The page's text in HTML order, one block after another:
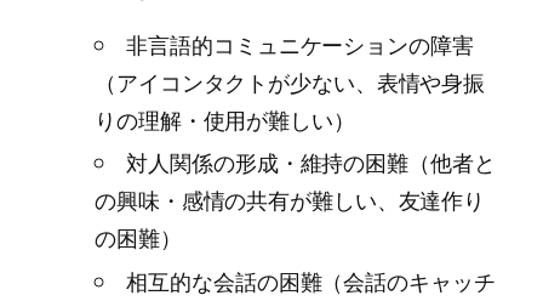
非言語的コミュニケーションの障害
（アイコンタクトが少ない、表情や身振
りの理解・使用が難しい）
対人関係の形成・維持の困難（他者と
の興味・感情の共有が難しい、友達作り
の困難）
相互的な会話の困難（会話のキャッチ